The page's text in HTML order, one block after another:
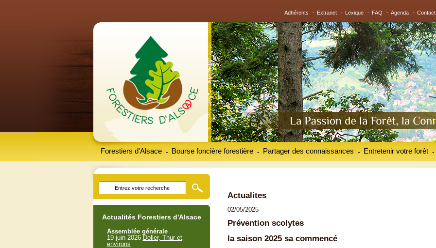
Adhérents - Extranet - Lexique - FAQ - Agenda - Contact
Forestiers d'Alsace Bourse foncière forestière
- Partager des connaissances
- Entretenir votre forêt
- -
Actualites
02/05/2025
Prévention scolytes
la saison 2025 sa commencé
Actualités Forestiers d'Alsace
Assemblée générale
19 juin 2026 Doller, Thur et
environs